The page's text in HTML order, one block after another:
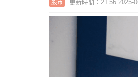
股市 更新時間：21:56 2025-